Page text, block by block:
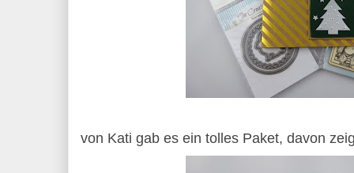
von Kati gab es ein tolles Paket, davon